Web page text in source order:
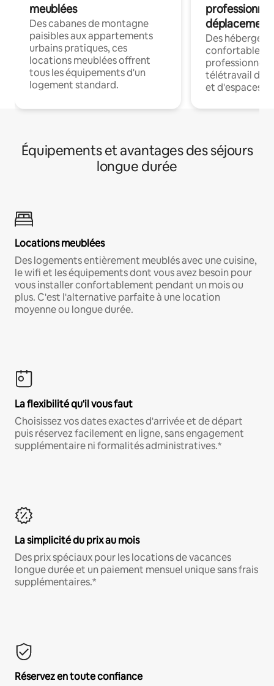
meublées
Des cabanes de montagne
paisibles aux appartements
urbains pratiques, ces
locations meublées offrent
tous les équipements d'un
logement standard.
déplacement
Des
confortables
professionnels
télétravail
et d'espaces
Équipements et avantages des séjours
longue durée
Locations meublées
Des logements entièrement meublés avec une cuisine,
le wifi et les équipements dont vous avez besoin pour
vous installer confortablement pendant un mois ou
plus. C'est l'alternative parfaite à une location
moyenne ou longue durée.
La flexibilité qu'il vous faut
Choisissez vos dates exactes d'arrivée et de départ
puis réservez facilement en ligne, sans engagement
supplémentaire ni formalités administratives.*
La simplicité du prix au mois
Des prix spéciaux pour les locations de vacances
longue durée et un paiement mensuel unique sans frais
supplémentaires.*
Réservez en toute confiance